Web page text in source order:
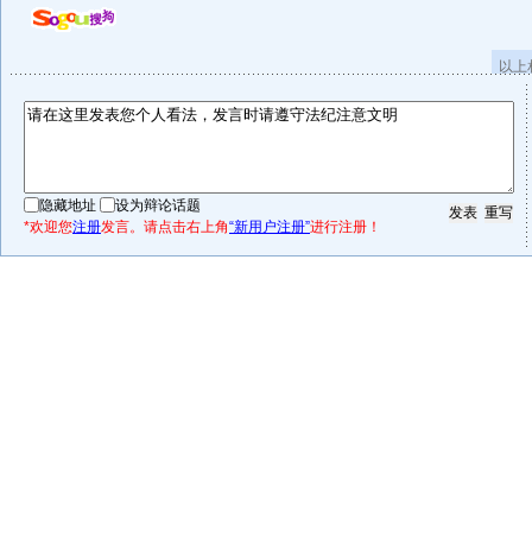
以
隐藏地址
设为辩论话题
*欢迎您注册发言。请点击右上角“新用户注册”进行注册！